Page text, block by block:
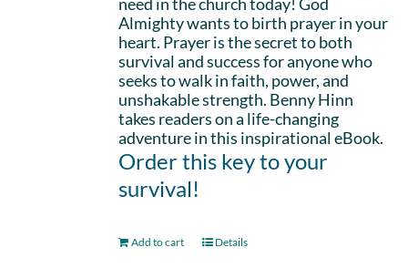
Almighty wants to birth prayer in your
heart. Prayer is the secret to both
survival and success for anyone who
seeks to walk in faith, power, and
unshakable strength. Benny Hinn
takes readers on a life-changing
adventure in this inspirational eBook.
Order this key to your
survival!
Add to cart Details